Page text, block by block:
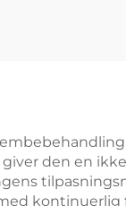
den en
kontinuerlig